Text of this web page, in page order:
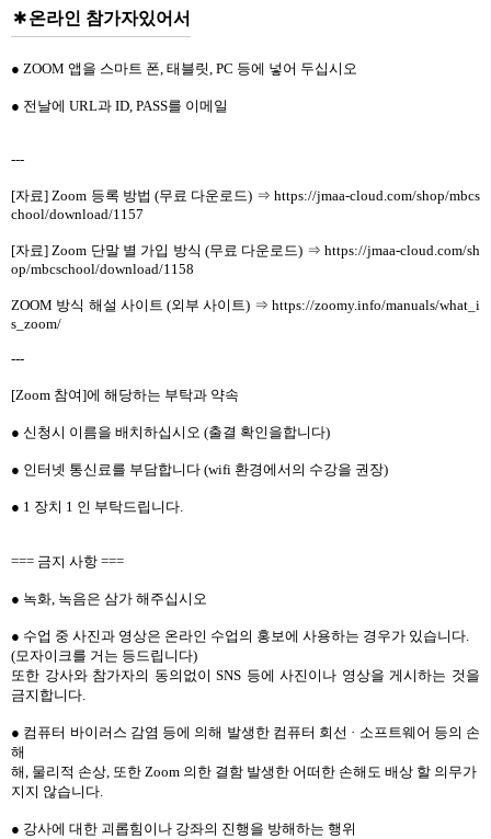
온라인 참가자있어서
● ZOOM 앱을 스마트 폰, 태블릿, PC 등에 넣어 두십시오
● 전날에 URL과 ID, PASS를 이메일
---
[자료] Zoom 등록 방법 (무료 다운로드) ⇒ https://jmaa-cloud.com/shop/mbcs
chool/download/1157
[자료] Zoom 단말 별 가입 방식 (무료 다운로드) ⇒ https://jmaa-cloud.com/sh
op/mbcschool/download/1158
ZOOM 방식 해설 사이트 (외부 사이트) ⇒ https://zoomy.info/manuals/what_i
s_zoom/
---
[Zoom 참여]에 해당하는 부탁과 약속
● 신청시 이름을 배치하십시오 (출결 확인을합니다)
● 인터넷 통신료를 부담합니다 (wifi 환경에서의 수강을 권장)
● 1 장치 1 인 부탁드립니다.
=== 금지 사항 ===
● 녹화, 녹음은 삼가 해주십시오
● 수업 중 사진과 영상은 온라인 수업의 홍보에 사용하는 경우가 있습니다.
(모자이크를 거는 등드립니다)
또한 강사와 참가자의 동의없이 SNS 등에 사진이나 영상을 게시하는 것을
금지합니다.
● 컴퓨터 바이러스 감염 등에 의해 발생한 컴퓨터 회선 · 소프트웨어 등의 손
해
해, 물리적 손상, 또한 Zoom 의한 결함 발생한 어떠한 손해도 배상 할 의무가
지지 않습니다.
● 강사에 대한 괴롭힘이나 강좌의 진행을 방해하는 행위